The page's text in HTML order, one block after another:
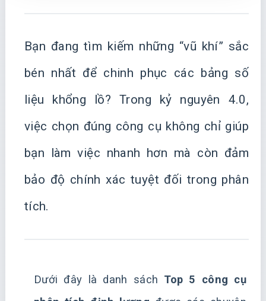
Bạn đang tìm kiếm những “vũ khí” sắc
bén nhất để chinh phục các bảng số
liệu khổng lồ? Trong kỷ nguyên 4.0,
việc chọn đúng công cụ không chỉ giúp
bạn làm việc nhanh hơn mà còn đảm
bảo độ chính xác tuyệt đối trong phân
tích.
Dưới đây là danh sách Top 5 công cụ